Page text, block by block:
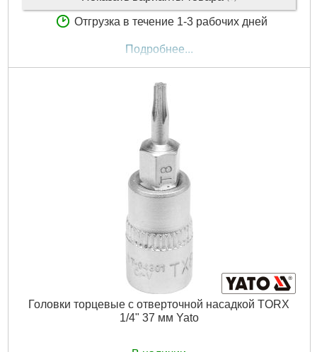
Отгрузка в течение 1-3 рабочих дней
Подробнее...
Головки торцевые с отверточной насадкой TORX
1/4" 37 мм Yato